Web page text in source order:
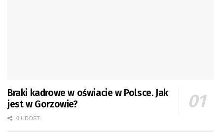
Braki kadrowe w oświacie w Polsce. Jak
jest w Gorzowie?
0 UDOST.